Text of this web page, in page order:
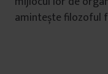
amintește filozoful